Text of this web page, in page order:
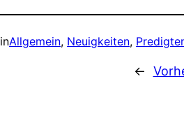
inAllgemein, Neuigkeiten,
←